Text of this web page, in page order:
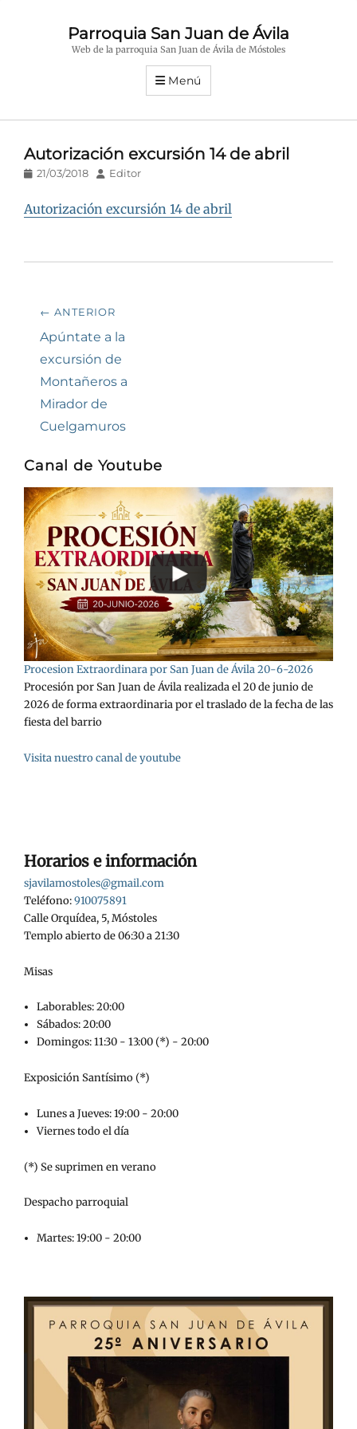
Parroquia San Juan de Ávila
Web de la parroquia San Juan de Ávila de Móstoles
Menú
Autorización excursión 14 de abril
Publicado
21/03/2018 AutorEditor
Autorización excursión 14 de abril
Navegación
de
entradas
← ANTERIOR
Entrada
anterior:
Apúntate a la
excursión de
Montañeros a
Mirador de
Cuelgamuros
Canal de Youtube
Procesion Extraordinara por San Juan de Ávila 20-6-2026
Procesión por San Juan de Ávila realizada el 20 de junio de
2026 de forma extraordinaria por el traslado de la fecha de las
fiesta del barrio
Visita nuestro canal de youtube
Horarios e información
sjavilamostoles@gmail.com
Teléfono:910075891
Calle Orquídea, 5, Móstoles
Templo abierto de 06:30 a 21:30
Misas
Laborables: 20:00
Sábados: 20:00
Domingos: 11:30 - 13:00 (*) - 20:00
Exposición Santísimo (*)
Lunes a Jueves: 19:00 - 20:00
Viernes todo el día
(*) Se suprimen en verano
Despacho parroquial
Martes: 19:00 - 20:00